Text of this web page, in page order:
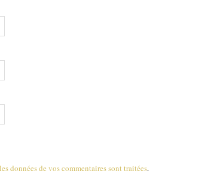
données de vos commentaires sont traitées.